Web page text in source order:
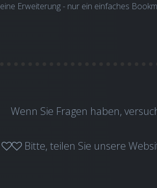
eine Erweiterung - nur ein einfaches
Wenn Sie Fragen haben,
Bitte, teilen Sie unsere